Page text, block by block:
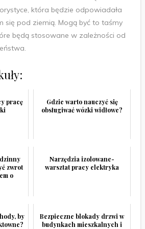
która będzie odpowiadała
się pod ziemią. Mogą być to taśmy
będą stosowane w zależności od
pracę
Gdzie warto nauczyć się
obsługiwać wózki widłowe?
zwrot
o
Narzędzia izolowane-
warsztat pracy elektryka
by
Bezpieczne blokady drzwi w
budynkach mieszkalnych i